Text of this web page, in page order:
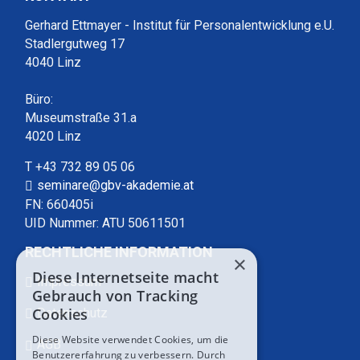
Gerhard Ettmayer - Institut für Personalentwicklung e.U.
Stadlergutweg 17
4040 Linz
Büro:
Museumstraße 31.a
4020 Linz
T +43 732 89 05 06
seminare@gbv-akademie.at
FN: 660405i
UID Nummer: ATU 50611501
RECHTLICHE INFORMATION
Impressum
Datenschutz
AGB
×
Diese Internetseite macht
Gebrauch von Tracking
Cookies
Diese Website verwendet Cookies, um die
Benutzererfahrung zu verbessern. Durch